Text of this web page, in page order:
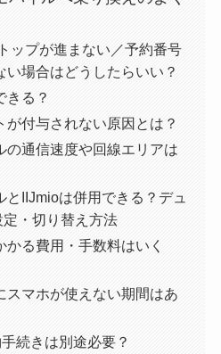
ップが進まない／予約番号
い場合はどうしたらいい？
きる？
が付与されない原因とは？
の通信速度や回線エリアは
とIIJmioは併用できる？デュ
・切り替え方法
かる費用・手数料はいく
スマホが使えない期間はあ
続きは別途必要？